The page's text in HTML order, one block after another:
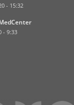
- 15:32
- 9:33